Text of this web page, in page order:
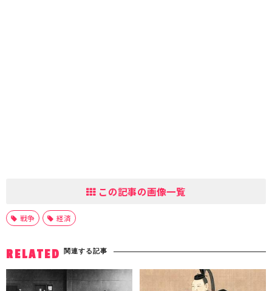
この記事の画像一覧
戦争 経済
RELATED 関連する記事